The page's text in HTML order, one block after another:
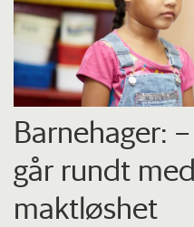
Barnehager:
går rundt
maktløshet